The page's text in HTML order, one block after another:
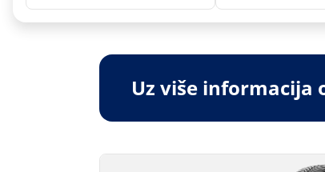
Uz više informacija